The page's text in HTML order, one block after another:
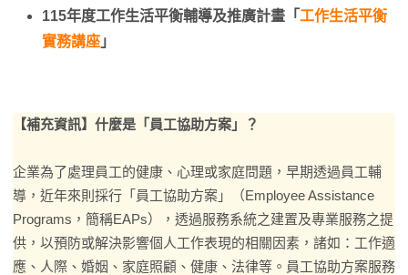
115年度工作生活平衡輔導及推廣計畫「工作生活平衡
實務講座 」
【補充資訊】什麼是「員工協助方案」？
企業為了處理員工的健康、心理或家庭問題，早期透過員工輔
導，近年來則採行「員工協助方案」（Employee Assistance
Programs，簡稱EAPs），透過服務系統之建置及專業服務之提
供，以預防或解決影響個人工作表現的相關因素，諸如：工作適
應、人際、婚姻、家庭照顧、健康、法律等。員工協助方案服務